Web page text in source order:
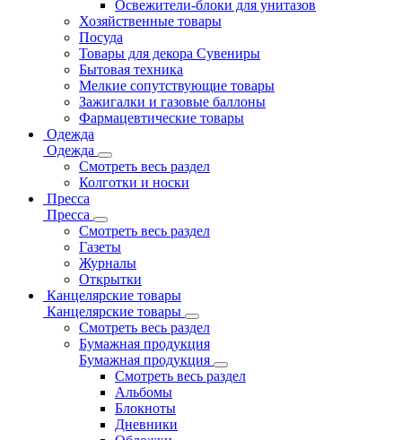
Освежители-блоки для унитазов
Хозяйственные товары
Посуда
Товары для декора Сувениры
Бытовая техника
Мелкие сопутствующие товары
Зажигалки и газовые баллоны
Фармацевтические товары
Одежда
Одежда
Смотреть весь раздел
Колготки и носки
Пресса
Пресса
Смотреть весь раздел
Газеты
Журналы
Открытки
Канцелярские товары
Канцелярские товары
Смотреть весь раздел
Бумажная продукция
Бумажная продукция
Смотреть весь раздел
Альбомы
Блокноты
Дневники